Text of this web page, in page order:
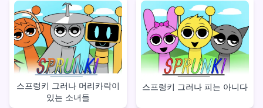
스프렁키 그러나 머리카락이
있는 소녀들
스프렁키 그러나 피는 아니다